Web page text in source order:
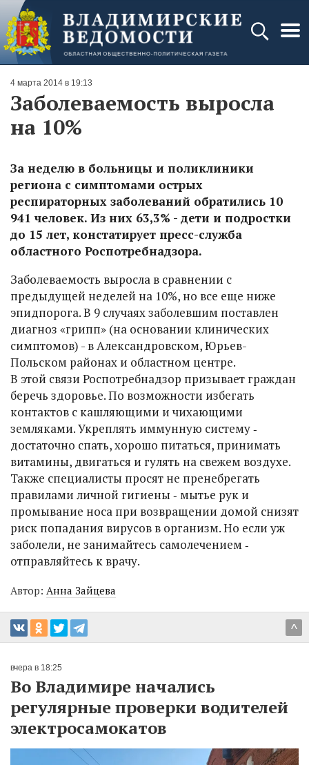
4 марта 2014 в 19:13
Заболеваемость выросла
на 10%
За неделю в больницы и поликлиники
региона с симптомами острых
респираторных заболеваний обратились 10
941 человек. Из них 63,3% - дети и подростки
до 15 лет, констатирует пресс-служба
областного Роспотребнадзора.
Заболеваемость выросла в сравнении с
предыдущей неделей на 10%, но все еще ниже
эпидпорога. В 9 случаях заболевшим поставлен
диагноз «грипп» (на основании клинических
симптомов) - в Александровском, Юрьев-
Польском районах и областном центре.
В этой связи Роспотребнадзор призывает граждан
беречь здоровье. По возможности избегать
контактов с кашляющими и чихающими
земляками. Укреплять иммунную систему ‑
достаточно спать, хорошо питаться, принимать
витамины, двигаться и гулять на свежем воздухе.
Также специалисты просят не пренебрегать
правилами личной гигиены ‑ мытье рук и
промывание носа при возвращении домой снизят
риск попадания вирусов в организм. Но если уж
заболели, не занимайтесь самолечением ‑
отправляйтесь к врачу.
Автор: Анна Зайцева
^
вчера в 18:25
Во Владимире начались
регулярные проверки водителей
электросамокатов